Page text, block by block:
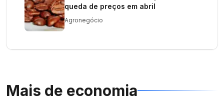
queda de preços em abril
Agronegócio
Mais de economia